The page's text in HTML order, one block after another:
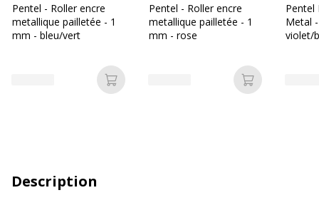
Pentel - Roller encre
metallique pailletée - 1
mm - bleu/vert
Ajouter au panier
Pentel - Roller encre
metallique pailletée - 1
mm - rose
Ajouter au
Pentel
Metal
violet/
Description